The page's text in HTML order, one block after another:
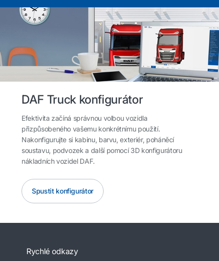
DAF Truck konfigurátor
Efektivita začíná správnou volbou vozidla
přizpůsobeného vašemu konkrétnímu použití.
Nakonfigurujte si kabinu, barvu, exteriér, poháněcí
soustavu, podvozek a další pomocí 3D konfigurátoru
nákladních vozidel DAF.
Spustit konfigurátor
Rychlé odkazy